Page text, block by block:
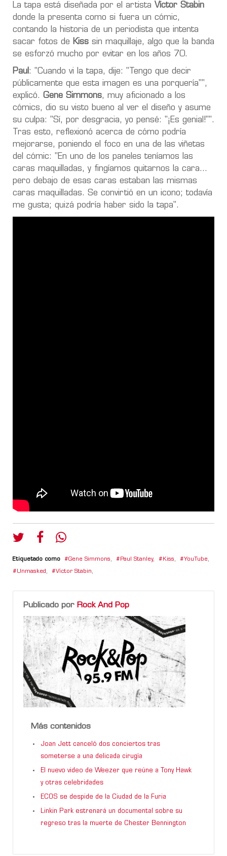
La tapa está diseñada por el artista Víctor Stabin
donde la presenta como si fuera un cómic,
contando la historia de un periodista que intenta
sacar fotos de Kiss sin maquillaje, algo que la banda
se esforzó mucho por evitar en los años 70.
Paul : "Cuando vi la tapa, dije: "Tengo que decir
públicamente que esta imagen es una porquería"",
explicó. Gene Simmons, muy aficionado a los
cómics, dio su visto bueno al ver el diseño y asume
su culpa: "Sí, por desgracia, yo pensé: "¡Es genial!"".
Tras esto, reflexionó acerca de cómo podría
mejorarse, poniendo el foco en una de las viñetas
del cómic: "En uno de los paneles teníamos las
caras maquilladas, y fingíamos quitarnos la cara...
pero debajo de esas caras estaban las mismas
caras maquilladas. Se convirtió en un icono; todavía
me gusta; quizá podría haber sido la tapa".
Etiquetado como Gene Simmons, Paul Stanley, Kiss, YouTube,
Unmasked , Víctor Stabin,
Publicado por Rock And Pop
Más contenidos
Joan Jett canceló dos conciertos tras
someterse a una delicada cirugía
El nuevo video de Weezer que reúne a Tony Hawk
y otras celebridades
ECOS se despide de la Ciudad de la Furia
Linkin Park estrenará un documental sobre su
regreso tras la muerte de Chester Bennington